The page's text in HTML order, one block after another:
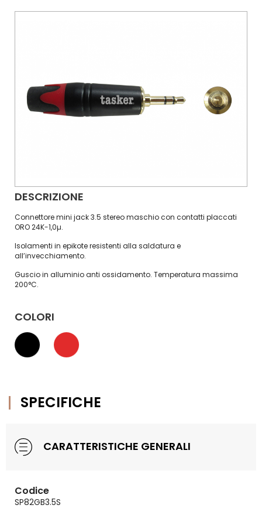
DESCRIZIONE
Connettore mini jack 3.5 stereo maschio con contatti placcati
ORO 24K-1,0µ.
Isolamenti in epikote resistenti alla saldatura e
all’invecchiamento.
Guscio in alluminio anti ossidamento. Temperatura massima
200°C.
COLORI
SPECIFICHE
CARATTERISTICHE GENERALI
Codice
SP82GB3.5S